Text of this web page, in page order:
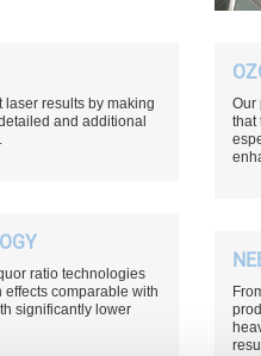
results by making
and additional
ratio technologies
comparable with
significantly lower
Our
that